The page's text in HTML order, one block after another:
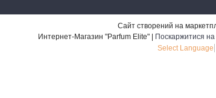
Сайт створений на
Интернет-Магазин "Parfum Elite" | Поскаржитися на
Select Language